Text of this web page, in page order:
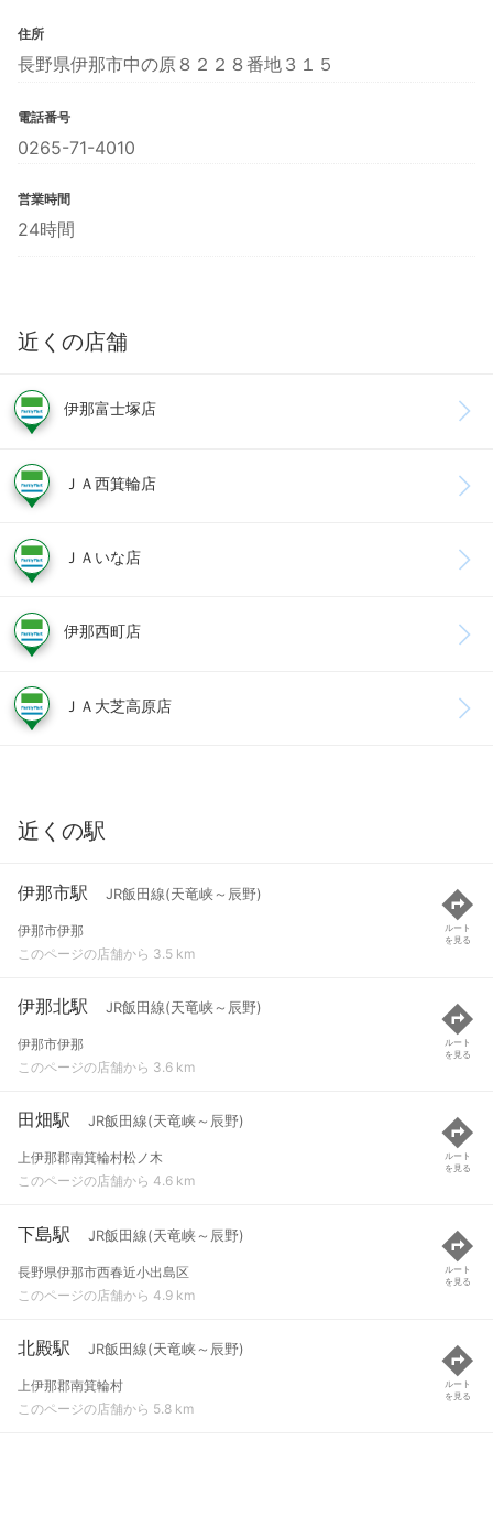
住所
長野県伊那市中の原８２２８番地３１５
電話番号
0265-71-4010
営業時間
24時間
近くの店舗
伊那富士塚店
ＪＡ西箕輪店
ＪＡいな店
伊那西町店
ＪＡ大芝高原店
近くの駅
伊那市駅 JR飯田線(天竜峡～辰野)
伊那市伊那
このページの店舗から 3.5 km
ルート
を見る
伊那北駅 JR飯田線(天竜峡～辰野)
伊那市伊那
このページの店舗から 3.6 km
ルート
を見る
田畑駅 JR飯田線(天竜峡～辰野)
上伊那郡南箕輪村松ノ木
このページの店舗から 4.6 km
ルート
を見る
下島駅 JR飯田線(天竜峡～辰野)
長野県伊那市西春近小出島区
このページの店舗から 4.9 km
ルート
を見る
北殿駅 JR飯田線(天竜峡～辰野)
上伊那郡南箕輪村
このページの店舗から 5.8 km
ルート
を見る